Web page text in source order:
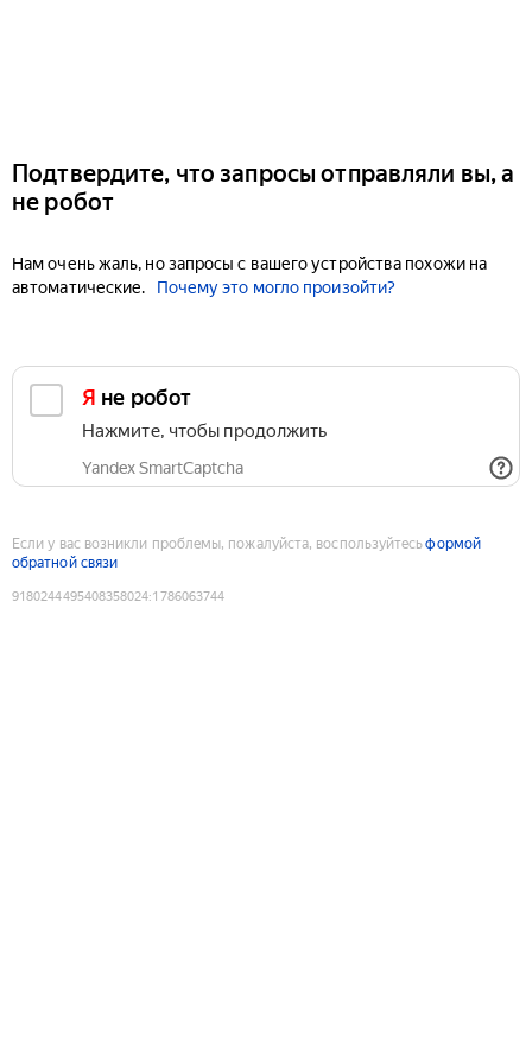
Подтвердите, что запросы отправляли вы, а
не робот
Нам очень жаль, но запросы с вашего устройства похожи на
автоматические.
Почему это могло произойти?
Я не робот
Нажмите, чтобы продолжить
Yandex SmartCaptcha
Если у вас возникли проблемы, пожалуйста, воспользуйтесьформой
обратной связи
9180244495408358024:1786063744